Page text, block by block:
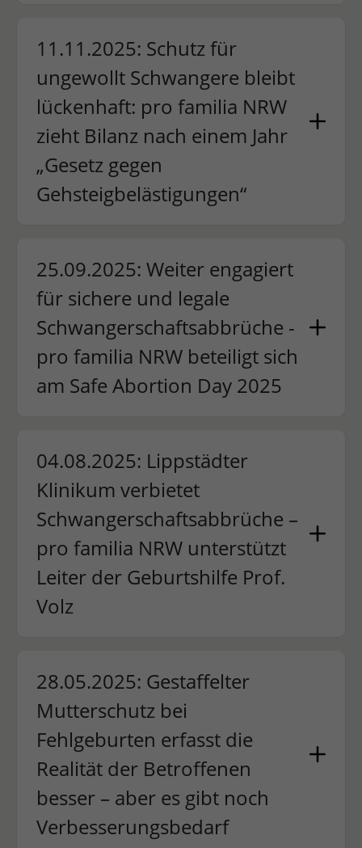
11.11.2025: Schutz für
ungewollt Schwangere bleibt
lückenhaft: pro familia NRW
zieht Bilanz nach einem Jahr
„Gesetz gegen
Gehsteigbelästigungen“
25.09.2025: Weiter engagiert
für sichere und legale
Schwangerschaftsabbrüche -
pro familia NRW beteiligt sich
am Safe Abortion Day 2025
04.08.2025: Lippstädter
Klinikum verbietet
Schwangerschaftsabbrüche –
pro familia NRW unterstützt
Leiter der Geburtshilfe Prof.
Volz
28.05.2025: Gestaffelter
Mutterschutz bei
Fehlgeburten erfasst die
Realität der Betroffenen
besser – aber es gibt noch
Verbesserungsbedarf